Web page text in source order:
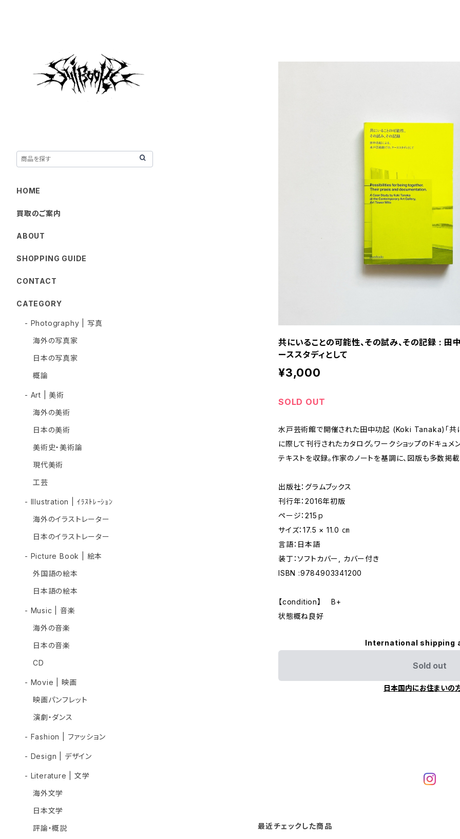
共にいることの可能性、その試み、その記録 : 田
ーススタディとして
¥3,000
SOLD OUT
水戸芸術館で開催された田中功起 (Koki Tanaka)「共
に際して刊行されたカタログ。ワークショップのドキュメ
テキストを収録。作家のノートを基調に、図版も多数掲載
出版社：グラムブックス
刊行年：2016年初版
ページ：215ｐ
サイズ：17.5 × 11.0 ㎝
言語：日本語
装丁：ソフトカバー, カバー付き
ISBN :9784903341200
【condition】 B+
状態概ね良好
International shipping
Sold out
日本国内にお住まいの
最近チェックした商品
HOME
買取のご案内
ABOUT
SHOPPING GUIDE
CONTACT
CATEGORY
- Photography | 写真
海外の写真家
日本の写真家
概論
- Art | 美術
海外の美術
日本の美術
美術史・美術論
現代美術
工芸
- Illustration | ｲﾗｽﾄﾚｰｼｮﾝ
海外のイラストレーター
日本のイラストレーター
- Picture Book | 絵本
外国語の絵本
日本語の絵本
- Music | 音楽
海外の音楽
日本の音楽
CD
- Movie | 映画
映画パンフレット
演劇・ダンス
- Fashion | ファッション
- Design | デザイン
- Literature | 文学
海外文学
日本文学
評論・概説